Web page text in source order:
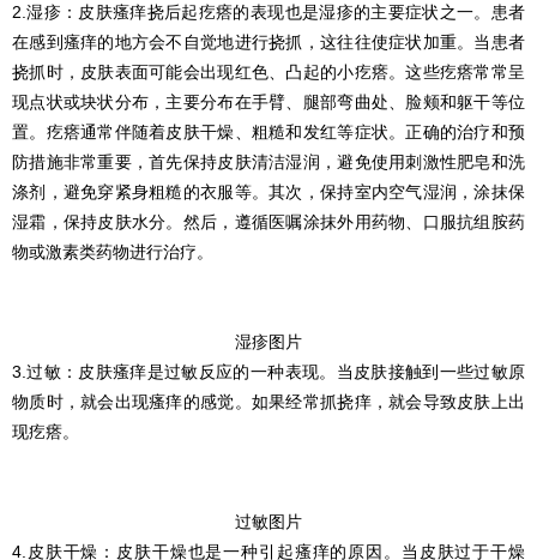
2.湿疹：皮肤瘙痒挠后起疙瘩的表现也是湿疹的主要症状之一。患者
在感到瘙痒的地方会不自觉地进行挠抓，这往往使症状加重。当患者
挠抓时，皮肤表面可能会出现红色、凸起的小疙瘩。这些疙瘩常常呈
现点状或块状分布，主要分布在手臂、腿部弯曲处、脸颊和躯干等位
置。疙瘩通常伴随着皮肤干燥、粗糙和发红等症状。正确的治疗和预
防措施非常重要，首先保持皮肤清洁湿润，避免使用刺激性肥皂和洗
涤剂，避免穿紧身粗糙的衣服等。其次，保持室内空气湿润，涂抹保
湿霜，保持皮肤水分。然后，遵循医嘱涂抹外用药物、口服抗组胺药
物或激素类药物进行治疗。
湿疹图片
3.过敏：皮肤瘙痒是过敏反应的一种表现。当皮肤接触到一些过敏原
物质时，就会出现瘙痒的感觉。如果经常抓挠痒，就会导致皮肤上出
现疙瘩。
过敏图片
4.皮肤干燥：皮肤干燥也是一种引起瘙痒的原因。当皮肤过于干燥